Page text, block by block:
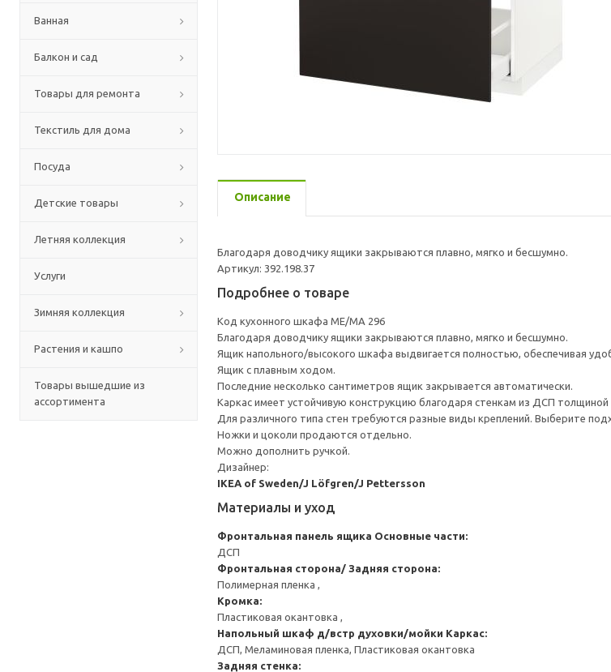
Ванная
Балкон и сад
Товары для ремонта
Текстиль для дома
Посуда
Детские товары
Летняя коллекция
Услуги
Зимняя коллекция
Растения и кашпо
Товары вышедшие из
ассортимента
Описание
Благодаря доводчику ящики закрываются плавно, мягко и бесшумно.
Артикул: 392.198.37
Подробнее о товаре
Код кухонного шкафа ME/MA 296
Благодаря доводчику ящики закрываются плавно, мягко и бесшумно.
Ящик напольного/высокого шкафа выдвигается полностью, обеспечивая
Ящик с плавным ходом.
Последние несколько сантиметров ящик закрывается автоматически.
Каркас имеет устойчивую конструкцию благодаря стенкам из ДСП толщиной
Для различного типа стен требуются разные виды креплений. Выберите
Ножки и цоколи продаются отдельно.
Можно дополнить ручкой.
Дизайнер:
IKEA of Sweden/J Löfgren/J Pettersson
Материалы и уход
Фронтальная панель ящика Основные части:
ДСП
Фронтальная сторона/ Задняя сторона:
Полимерная пленка ,
Кромка:
Пластиковая окантовка ,
Напольный шкаф д/встр духовки/мойки Каркас:
ДСП, Меламиновая пленка, Пластиковая окантовка
Задняя стенка: